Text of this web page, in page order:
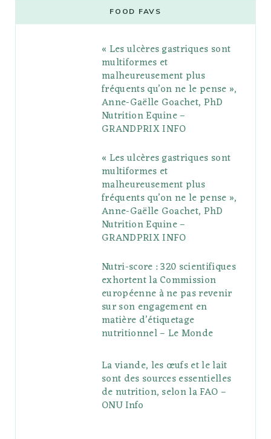
b
t
g
l
e
P
l
s
t
a
g
r
a
m
e
r
e
s
o
l
r
FOOD FAVS
« Les ulcères gastriques sont
multiformes et
malheureusement plus
fréquents qu’on ne le pense »,
Anne-Gaëlle Goachet, PhD
Nutrition Equine –
GRANDPRIX INFO
« Les ulcères gastriques sont
multiformes et
malheureusement plus
fréquents qu’on ne le pense »,
Anne-Gaëlle Goachet, PhD
Nutrition Equine –
GRANDPRIX INFO
Nutri-score : 320 scientifiques
exhortent la Commission
européenne à ne pas revenir
sur son engagement en
matière d’étiquetage
nutritionnel – Le Monde
La viande, les œufs et le lait
sont des sources essentielles
de nutrition, selon la FAO –
ONU Info